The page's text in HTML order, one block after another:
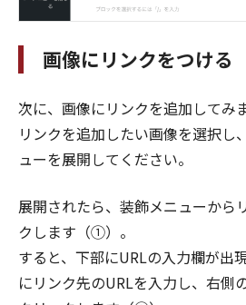
画像にリンクをつける
次に、画像にリンクを追加してみま
リンクを追加したい画像を選択し
ューを展開してください。
展開されたら、装飾メニューから
クします（①）。
すると、下部にURLの入力欄が出
にリンク先のURLを入力し、右側